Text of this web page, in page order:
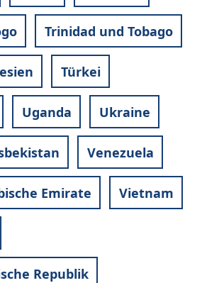
Trinidad und Tobago
Türkei
Uganda Ukraine
Venezuela
Emirate Vietnam
Republik